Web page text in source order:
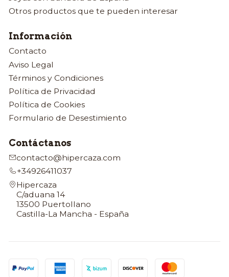
Otros productos que te pueden interesar
Información
Contacto
Aviso Legal
Términos y Condiciones
Política de Privacidad
Política de Cookies
Formulario de Desestimiento
Contáctanos
contacto@hipercaza.com
+34926411037
Hipercaza
C/aduana 14
13500 Puertollano
Castilla-La Mancha - España